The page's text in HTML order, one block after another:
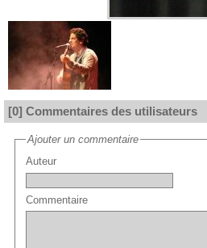
[0] Commentaires des utilisateurs
Ajouter un commentaire
Auteur
Commentaire